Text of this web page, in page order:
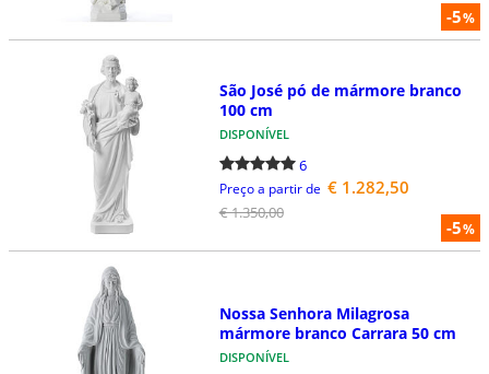
-5%
-5%
São José pó de mármore branco
100 cm
DISPONÍVEL
6
Preço a partir de € 1.282,50
€ 1.350,00
Nossa Senhora Milagrosa
mármore branco Carrara 50 cm
DISPONÍVEL